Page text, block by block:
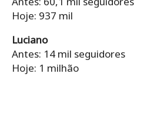
Hoje: 937 mil
Luciano
Antes: 14 mil seguidores
Hoje: 1 milhão